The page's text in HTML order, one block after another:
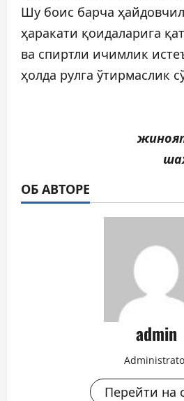
Шу боис барча
ҳаракати қоидаларига
ва спиртли ичимлик
ҳолда рулга ўтирмаслик
ОБ АВТОРЕ
admin
Перейти на